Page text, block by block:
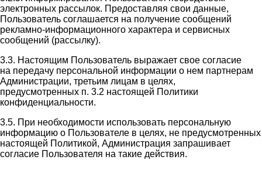
электронных рассылок. Предоставляя свои данные,
Пользователь соглашается на получение сообщений
рекламно-информационного характера и сервисных
сообщений (рассылку).
3.3. Настоящим Пользователь выражает свое согласие
на передачу персональной информации о нем партнерам
Администрации, третьим лицам в целях,
предусмотренных п. 3.2 настоящей Политики
конфиденциальности.
3.5. При необходимости использовать персональную
информацию о Пользователе в целях, не предусмотренных
настоящей Политикой, Администрация запрашивает
согласие Пользователя на такие действия.